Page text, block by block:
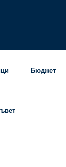
Бюджет